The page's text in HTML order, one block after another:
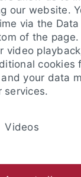
our website.
via the Data
of the page.
video
cookies
your data
services.
Videos